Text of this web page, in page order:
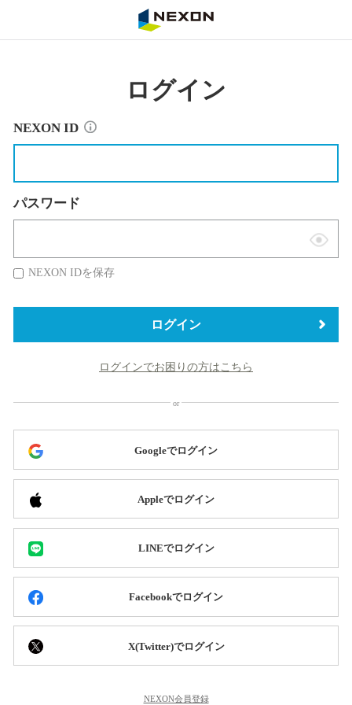
ログイン
NEXON ID
パスワード
表
替
NEXON IDを保存
ログイン
ログインでお困りの方はこちら
Googleでログイン
Appleでログイン
LINEでログイン
Facebookでログイン
X(Twitter)でログイン
NEXON会員登録